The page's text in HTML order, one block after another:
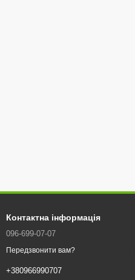
Контактна інформація
096-699-07-07
Передзвонити вам?
+380966990707